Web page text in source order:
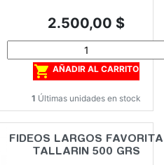
Precio
2.500,00 $
 AÑADIR AL CARRITO
1 Últimas unidades en stock
FIDEOS LARGOS FAVORITA
TALLARIN 500 GRS